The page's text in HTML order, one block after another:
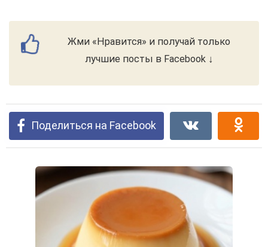
Жми «Нравится» и получай только
лучшие посты в Facebook ↓
Поделиться на Facebook